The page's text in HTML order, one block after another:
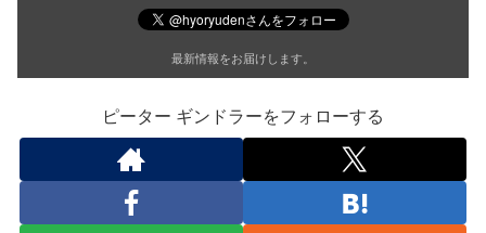
最新情報をお届けします。
ピーター ギンドラーをフォローする